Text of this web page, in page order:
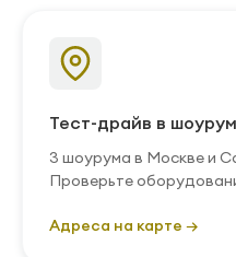
Тест-драйв в
3 шоурума в Москве и
Проверьте
Адреса на карте →